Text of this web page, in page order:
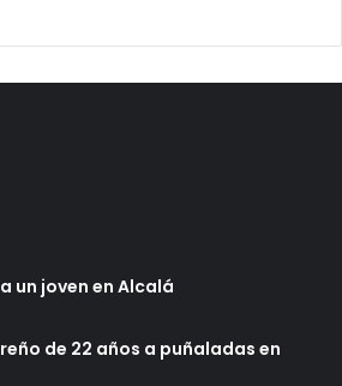
un joven en Alcalá
de 22 años a puñaladas en